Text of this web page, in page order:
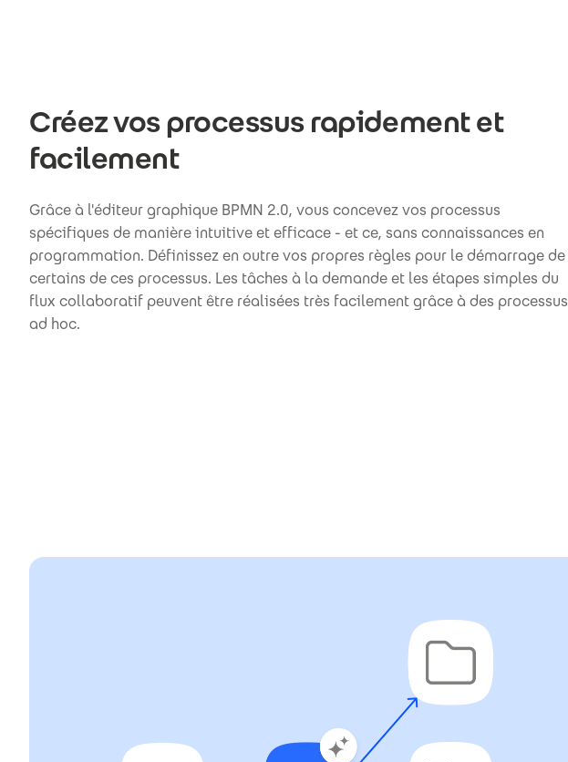
Créez vos processus rapidement et
facilement
Grâce à l'éditeur graphique BPMN 2.0, vous concevez vos processus
spécifiques de manière intuitive et efficace - et ce, sans connaissances en
programmation. Définissez en outre vos propres règles pour le démarrage de
certains de ces processus. Les tâches à la demande et les étapes simples du
flux collaboratif peuvent être réalisées très facilement grâce à des processus
ad hoc.